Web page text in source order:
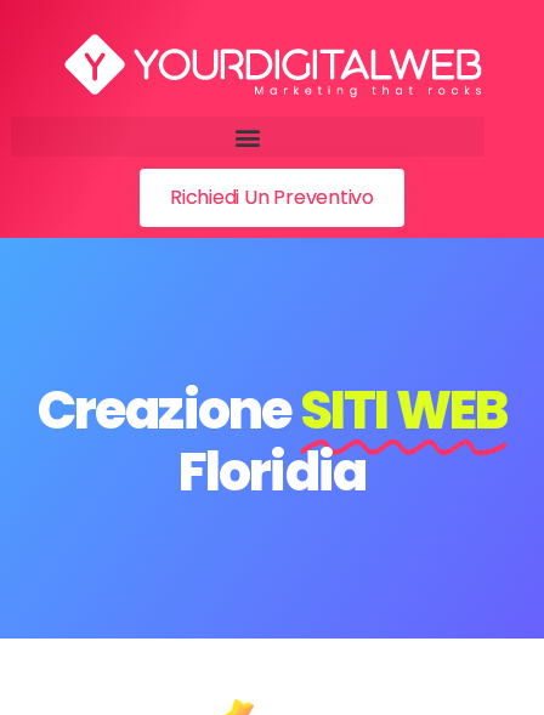
Richiedi Un Preventivo
CreazioneSITI WEB
Floridia